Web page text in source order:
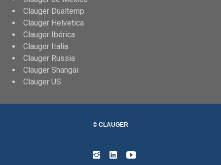
Clauger Dualtemp
Clauger Helvetica
Clauger Ibérica
Clauger Italia
Clauger Russia
Clauger Shangai
Clauger US
© CLAUGER
Instagram
LinkedYoutube